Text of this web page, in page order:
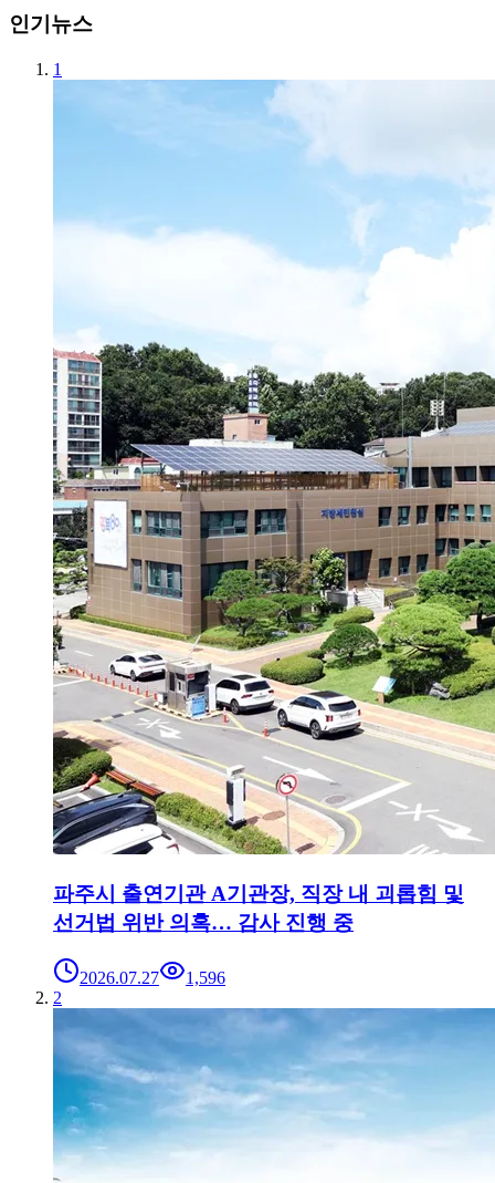
인기뉴스
1
파주시 출연기관 A기관장, 직장 내 괴롭힘 및
선거법 위반 의혹… 감사 진행 중
2026.07.27
1,596
2